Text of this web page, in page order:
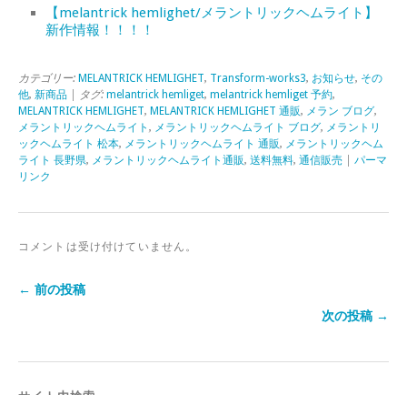
【melantrick hemlighet/メラントリックヘムライト】
新作情報！！！！
カテゴリー: MELANTRICK HEMLIGHET, Transform-works3, お知らせ, その
他, 新商品 | タグ: melantrick hemliget, melantrick hemliget 予約,
MELANTRICK HEMLIGHET, MELANTRICK HEMLIGHET 通販, メラン ブログ,
メラントリックヘムライト , メラントリックヘムライト ブログ, メラントリ
ックヘムライト 松本, メラントリックヘムライト 通販, メラントリックヘム
ライト 長野県, メラントリックヘムライト通販, 送料無料, 通信販売
パーマ
リンク
コメントは受け付けていません。
← 前の投稿
次の投稿 →